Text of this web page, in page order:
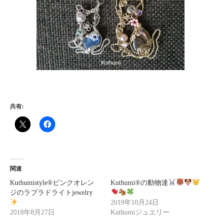
共有:
関連
Kuthumistyle®️ ピンクオレン
ジのラブラドライトjewelry
2018年8月27日
Kuthumi®️の動物達
2019年10月24日
Kuthumiジュエリー